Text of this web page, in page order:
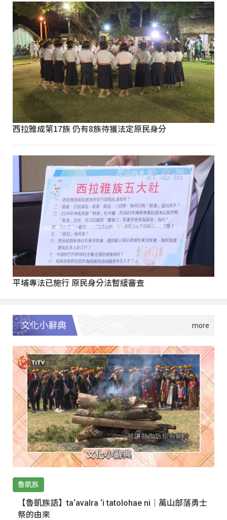
西拉雅成第17族 仍有8族待獲法定原民身分
平埔專法已施行 原民身分法暫緩審查
文化小辭典
魯凱族
【魯凱族語】ta‘avalra ‘i tatolohae ni｜萬山部落勇士
祭的由來